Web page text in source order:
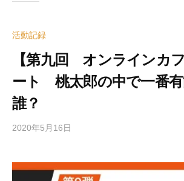
活動記録
【第九回 オンラインカ
ート 桃太郎の中で一番
誰？
2020年5月16日
d